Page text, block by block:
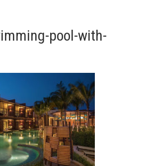
pool-with-